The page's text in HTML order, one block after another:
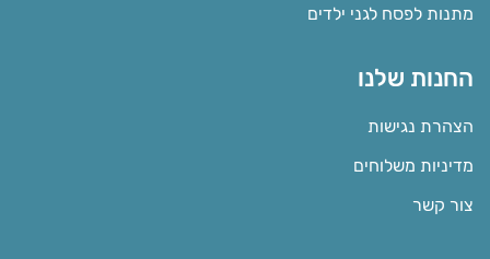
מתנות לפסח לגני ילדים
החנות שלנו
הצהרת נגישות
מדיניות משלוחים
צור קשר